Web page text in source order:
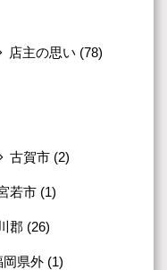
店主の思い (78)
古賀市 (2)
若市 (1)
郡 (26)
岡県外 (1)